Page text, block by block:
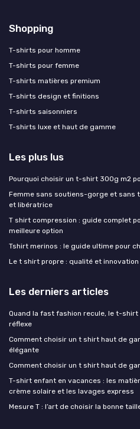
Shopping
T-shirts pour homme
T-shirts pour femme
T-shirts matières premium
T-shirts design et finitions
T-shirts saisonniers
T-shirts luxe et haut de gamme
Les plus lus
Pourquoi choisir un t-shirt 300g m2
Femme sans soutiens-gorge et sans
et libératrice
T shirt compression : guide complet
meilleure option
Tshirt merinos : le guide ultime pour
Le t shirt propre : qualité et
Les derniers articles
Quand la fast fashion recule, le t-
réflexe
Comment choisir un t shirt haut de
élégante
Comment choisir un t shirt haut de
T-shirt enfant en vacances : les
crème solaire et les lavages express
Mesure T : l’art de choisir la bonne